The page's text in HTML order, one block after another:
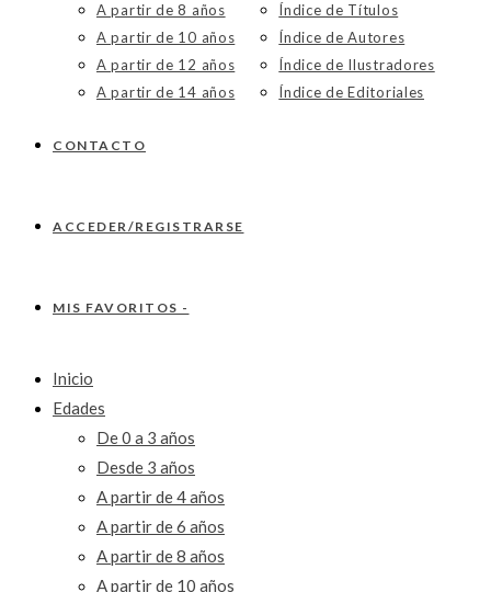
A partir de 8 años
A partir de 10 años
A partir de 12 años
A partir de 14 años
Índice de Títulos
Índice de Autores
Índice de Ilustradores
Índice de Editoriales
CONTACTO
ACCEDER/REGISTRARSE
MIS FAVORITOS -
Inicio
Edades
De 0 a 3 años
Desde 3 años
A partir de 4 años
A partir de 6 años
A partir de 8 años
A partir de 10 años